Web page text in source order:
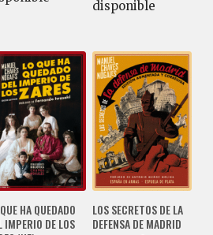
disponible
HA QUEDADO
IMPERIO DE LOS
LOS SECRETOS DE LA
DEFENSA DE MADRID